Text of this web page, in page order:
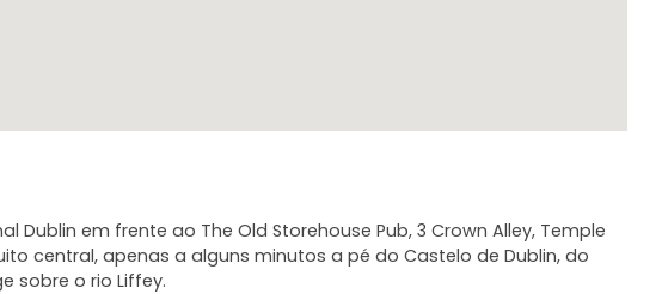
Dublin em frente ao The Old Storehouse Pub, 3 Crown Alley, Temple
central, apenas a alguns minutos a pé do Castelo de Dublin, do
sobre o rio Liffey.